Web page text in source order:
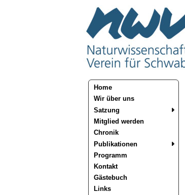
Home
Wir über uns
Satzung
Mitglied werden
Chronik
Publikationen
Programm
Kontakt
Gästebuch
Links